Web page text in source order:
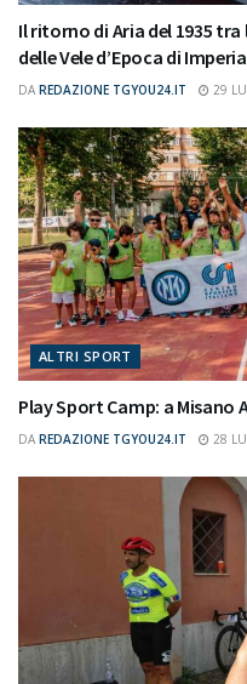
Il ritorno di Aria del 1935
delle Vele d’Epoca di Imperia
DA REDAZIONE TGYOU24.IT 29
ALTRI SPORT
Play Sport Camp: a
DA REDAZIONE TGYOU24.IT 28